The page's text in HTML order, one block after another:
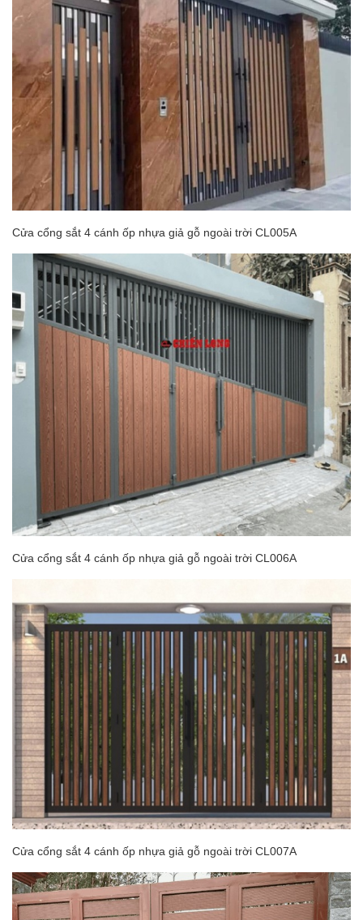
Cửa cổng sắt 4 cánh ốp nhựa giả gỗ ngoài trời CL005A
Cửa cổng sắt 4 cánh ốp nhựa giả gỗ ngoài trời CL006A
Cửa cổng sắt 4 cánh ốp nhựa giả gỗ ngoài trời CL007A